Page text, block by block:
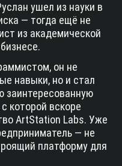
ушел из науки в
— тогда ещё не
из академической
он не
навыки, но и стал
заинтересованную
которой вскоре
ArtStation Labs. Уже
— не
платформу для